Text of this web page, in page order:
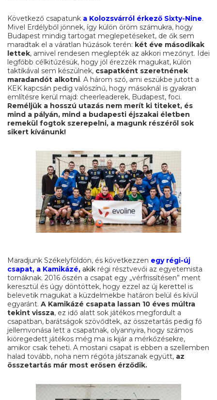
Következő csapatunk a Kolozsvárról érkező Sixty-Nine.
Mivel Erdélyből jönnek, így külön öröm számukra, hogy
Budapest mindig tartogat meglepetéseket, de ők sem
maradtak el a váratlan húzások terén: két éve másodikak
lettek, amivel rendesen meglepték az akkori mezőnyt. Idei
legfőbb célkitűzésük, hogy jól érezzék magukat, külön
taktikával sem készülnek, csapatként szeretnének
maradandót alkotni. A három szó, ami eszükbe jutott a
KEK kapcsán pedig valószínű, hogy másoknál is gyakran
említésre kerül majd: cheerleaderek, Budapest, foci.
Reméljük a hosszú utazás nem merít ki titeket, és
mind a pályán, mind a budapesti éjszakai életben
remekül fogtok szerepelni, a magunk részéről sok
sikert kívánunk!
Maradjunk Székelyföldön, és következzen egy régi-új
csapat, a Kamikázé, akik régi résztvevői az egyetemista
tornáknak. 2016 őszén a csapat egy „vérfrissítésen” ment
keresztül és úgy döntöttek, hogy ezzel az új kerettel is
belevetik magukat a küzdelmekbe határon belül és kívül
egyaránt. A Kamikázé csapata lassan 10 éves múltra
tekint vissza, ez idő alatt sok játékos megfordult a
csapatban, barátságok szövődtek, az összetartás pedig fő
jellemvonása lett a csapatnak, olyannyira, hogy számos
kiöregedett játékos még ma is kijár a mérkőzésekre,
amikor csak teheti. A mostani csapat is ebben a szellemben
halad tovább, noha nem régóta játszanak együtt, az
összetartás már most erősen érződik.